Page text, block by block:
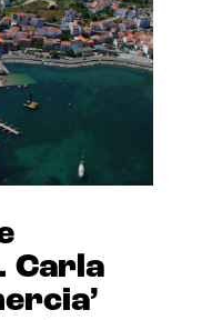
Carla